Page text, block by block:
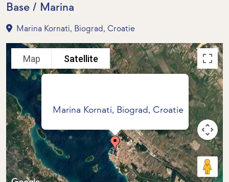
Base / Marina
Marina Kornati, Biograd, Croatie
Marina Kornati, Biograd, Croatie
Map Satellite